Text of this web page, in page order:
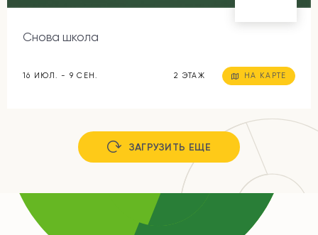
Снова школа
16 ИЮЛ. - 9 СЕН. 2 ЭТАЖ НА КАРТЕ
ЗАГРУЗИТЬ ЕЩЕ